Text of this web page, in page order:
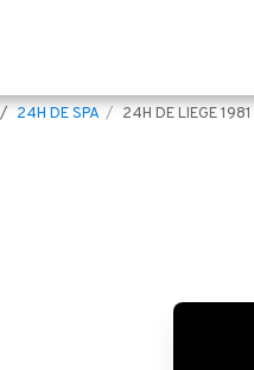
24H DE SPA 24H DE LIEGE 1981